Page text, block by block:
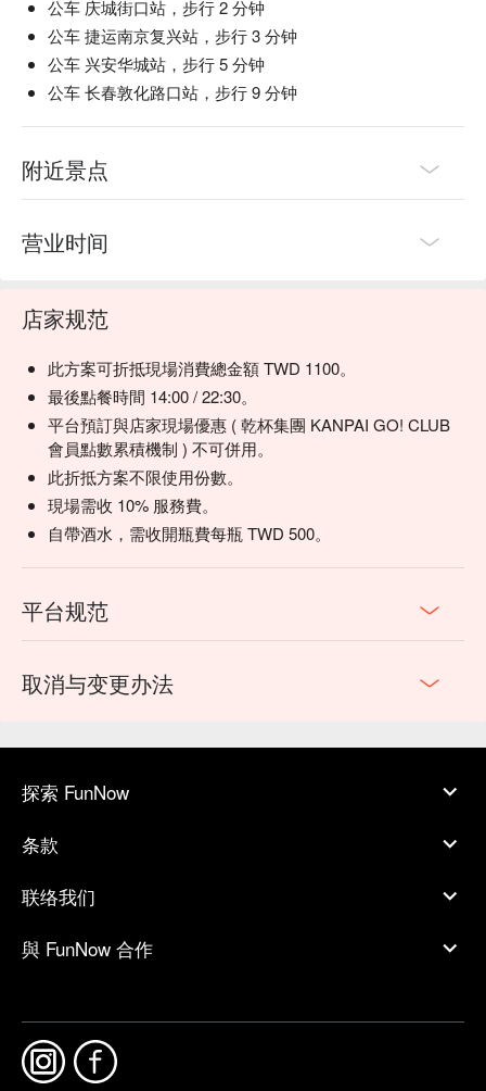
油脂豐潤不膩口，帶有奶油與核果的獨特風味，每口散發高雅
迷人滋味。
【推薦菜色四：雞釜飯】
油，搭配Ｑ彈雞腿肉，是絕美結尾之選。
多人和牛盛合 | 肉食控的终极狂欢！一次品尝多种精选部位，
分享更快乐。
🥤 招牌饮品
Yebisu 生啤酒 | 经典的日式顶级生啤，口感清爽，烧肉的最佳
用餐体验。
心提醒：若包含酒精饮品，请理性饮酒｜过量饮酒，有害健
康）
公车 庆城街口站，步行 2 分钟
公车 捷运南京复兴站，步行 3 分钟
公车 兴安华城站，步行 5 分钟
公车 长春敦化路口站，步行 9 分钟
附近景点
营业时间
店家规范
此方案可折抵現場消費總金額 TWD 1100。
最後點餐時間 14:00 / 22:30。
平台預訂與店家現場優惠 ( 乾杯集團 KANPAI GO! CLUB
會員點數累積機制 ) 不可併用。
此折抵方案不限使用份數。
現場需收 10% 服務費。
自帶酒水，需收開瓶費每瓶 TWD 500。
平台规范
取消与变更办法
探索 FunNow
条款
联络我们
與 FunNow 合作